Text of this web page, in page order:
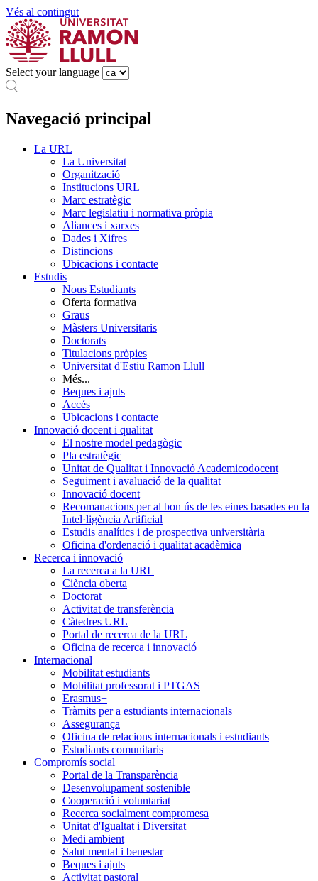
Vés al contingut
Select your language
Navegació principal
La URL
La Universitat
Organització
Institucions URL
Marc estratègic
Marc legislatiu i normativa pròpia
Aliances i xarxes
Dades i Xifres
Distincions
Ubicacions i contacte
Estudis
Nous Estudiants
Oferta formativa
Graus
Màsters Universitaris
Doctorats
Titulacions pròpies
Universitat d'Estiu Ramon Llull
Més...
Beques i ajuts
Accés
Ubicacions i contacte
Innovació docent i qualitat
El nostre model pedagògic
Pla estratègic
Unitat de Qualitat i Innovació Academicodocent
Seguiment i avaluació de la qualitat
Innovació docent
Recomanacions per al bon ús de les eines basades en la
Intel·ligència Artificial
Estudis analítics i de prospectiva universitària
Oficina d'ordenació i qualitat acadèmica
Recerca i innovació
La recerca a la URL
Ciència oberta
Doctorat
Activitat de transferència
Càtedres URL
Portal de recerca de la URL
Oficina de recerca i innovació
Internacional
Mobilitat estudiants
Mobilitat professorat i PTGAS
Erasmus+
Tràmits per a estudiants internacionals
Assegurança
Oficina de relacions internacionals i estudiants
Estudiants comunitaris
Compromís social
Portal de la Transparència
Desenvolupament sostenible
Cooperació i voluntariat
Recerca socialment compromesa
Unitat d'Igualtat i Diversitat
Medi ambient
Salut mental i benestar
Beques i ajuts
Activitat pastoral